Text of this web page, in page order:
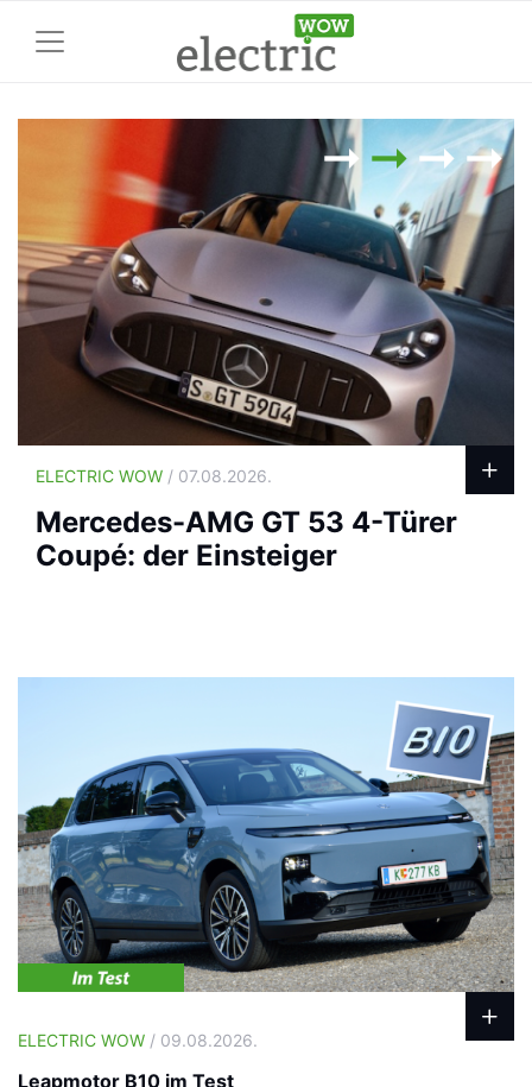
ELECTRIC WOW / 07.08.2026.
Mercedes-AMG GT 53 4-Türer
Coupé: der Einsteiger
ELECTRIC WOW / 09.08.2026.
Leapmotor B10 im Test